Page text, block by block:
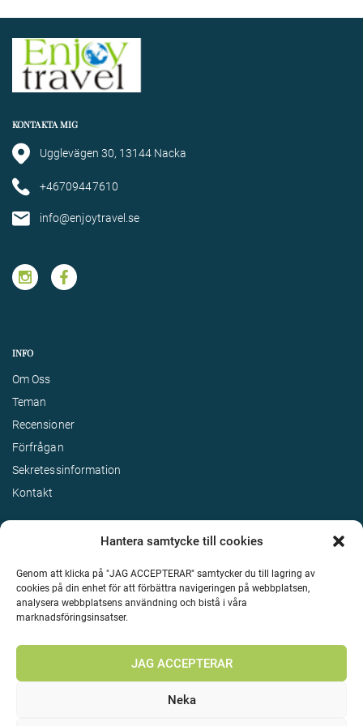
Hantera samtycke till cookies
Genom att klicka på "JAG ACCEPTERAR" samtycker du till lagring av
cookies på din enhet för att förbättra navigeringen på webbplatsen,
analysera webbplatsens användning och bistå i våra
marknadsföringsinsatser.
JAG ACCEPTERAR
Neka
KONTAKTA MIG
Ugglevägen 30, 13144 Nacka
+46709447610
info@enjoytravel.se
INFO
Om Oss
Teman
Recensioner
Förfrågan
Sekretessinformation
Kontakt
Upphovsrätt 2026 Enjoy Travel Alla rättigheter reserverade